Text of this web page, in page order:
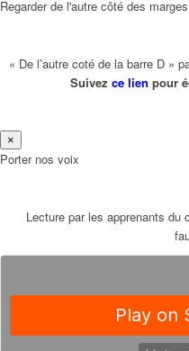
Regarder de l'autre côté des marges
« De l’autre coté de la barre D »
Suivez ce lien pour
×
Porter nos voix
Lecture par les apprenants du